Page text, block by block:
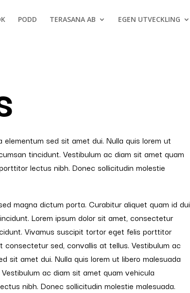
PODD TERASANA AB EGEN UTVECKLING
sed sit amet dui. Nulla quis lorem ut
tincidunt. Vestibulum ac diam sit amet quam
lectus nibh. Donec sollicitudin molestie
magna dictum porta. Curabitur aliquet quam id dui
Lorem ipsum dolor sit amet, consectetur
Vivamus suscipit tortor eget felis porttitor
sed, convallis at tellus. Vestibulum ac
sit amet dui. Nulla quis lorem ut libero malesuada
ac diam sit amet quam vehicula
nibh. Donec sollicitudin molestie malesuada.